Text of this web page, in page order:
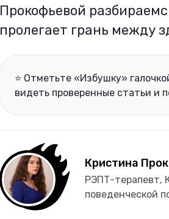
Прокофьевой
пролегает грань между
⭐ Отметьте «Избушку»
видеть проверенные статьи и
Кристина
РЭПТ-терапевт,
поведенческой